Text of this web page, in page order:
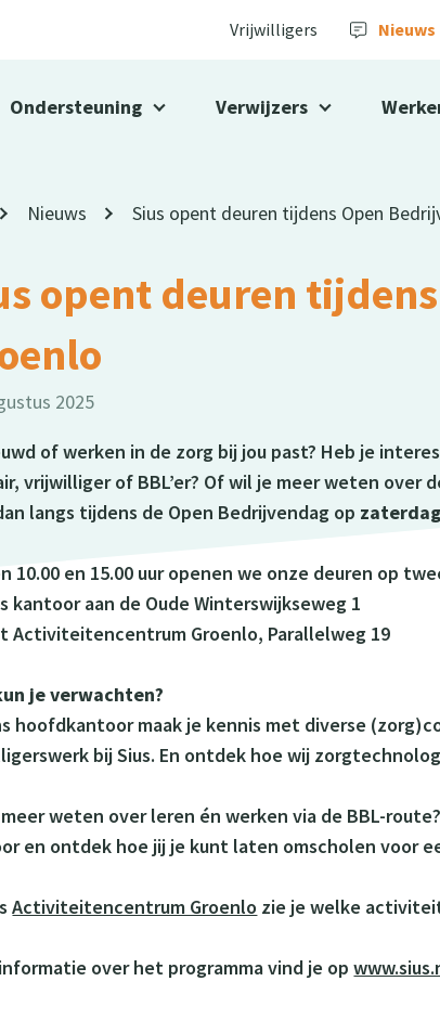
Vrijwilligers Nieuws
Ondersteuning Verwijzers
Nieuws Sius opent deuren tijdens Open
opent deuren
2025
of werken in de zorg bij jou past? Heb je
vrijwilliger of BBL’er? Of wil je meer weten
langs tijdens de Open Bedrijvendag op
10.00 en 15.00 uur openen we onze deuren op
kantoor aan de Oude Winterswijkseweg 1
Activiteitencentrum Groenlo, Parallelweg 19
je verwachten?
hoofdkantoor maak je kennis met diverse
bij Sius. En ontdek hoe wij
weten over leren én werken via de BBL-
en ontdek hoe jij je kunt laten omscholen voor
Activiteitencentrum Groenlo zie je welke
over het programma vind je op